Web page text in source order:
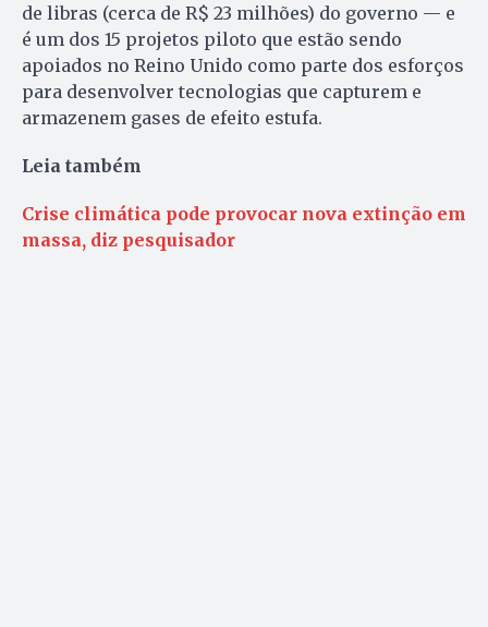
de libras (cerca de R$ 23 milhões) do governo — e
é um dos 15 projetos piloto que estão sendo
apoiados no Reino Unido como parte dos esforços
para desenvolver tecnologias que capturem e
armazenem gases de efeito estufa.
Leia também
Crise climática pode provocar nova extinção em
massa, diz pesquisador